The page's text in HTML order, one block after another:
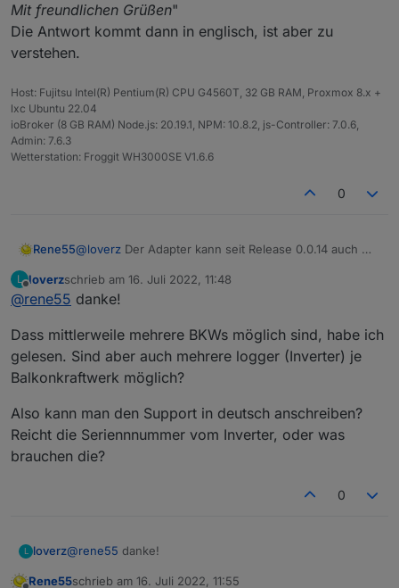
Mit freundlichen Grüßen"
Die Antwort kommt dann in englisch, ist aber zu
verstehen.
Host: Fujitsu Intel(R) Pentium(R) CPU G4560T, 32 GB RAM, Proxmox 8.x +
lxc Ubuntu 22.04
ioBroker (8 GB RAM) Node.js: 20.19.1, NPM: 10.8.2, js-Controller: 7.0.6,
Admin: 7.6.3
Wetterstation: Froggit WH3000SE V1.6.6
0
Rene55@loverz Der Adapter kann seit Release 0.0.14 auch mit
Für den ersten Kontakt mit dem Solarman-Service
könnte man folgendes schreiben:
um mein Balkonkraftwerk besser monitoren zu können
benötige ich eine Solarman API und die dazu gehörigen
Vielen Dank für Ihre Mühe.
Die Antwort kommt dann in englisch, ist aber zu
verstehen.
L
Offline
loverzschrieb am 16. Juli 2022, 11:48
zuletzt editiert von
@rene55 danke!
Dass mittlerweile mehrere BKWs möglich sind, habe ich
gelesen. Sind aber auch mehrere logger (Inverter) je
Balkonkraftwerk möglich?
Also kann man den Support in deutsch anschreiben?
Reicht die Seriennnummer vom Inverter, oder was
brauchen die?
0
L loverz@rene55 danke!
Dass mittlerweile mehrere BKWs möglich sind, habe ich
Rene55schrieb am 16. Juli 2022, 11:55